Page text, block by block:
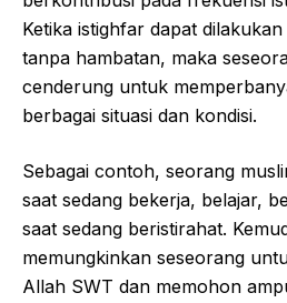
Ketika istighfar dapat
tanpa hambatan, maka
cenderung untuk
berbagai situasi dan kondisi.
Sebagai contoh, seorang
saat sedang bekerja, belajar,
saat sedang beristirahat.
memungkinkan seseorang
Allah SWT dan memohon